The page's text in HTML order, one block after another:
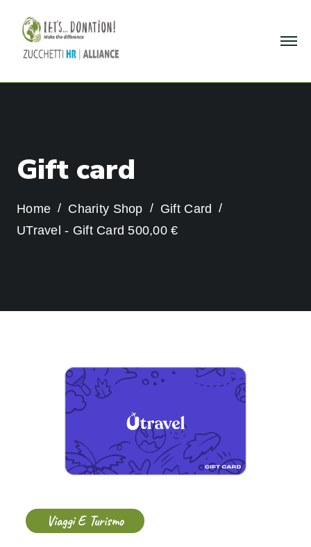
Gift card
Home Charity Shop
Gift Card
UTravel - Gift Card 500,00 €
Viaggi E Turismo